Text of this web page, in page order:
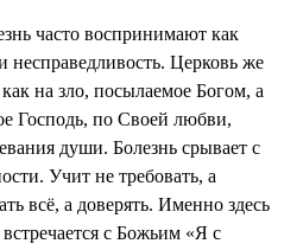
часто воспринимают как
несправедливость. Церковь же
на зло, посылаемое Богом, а
Господь, по Своей любви,
души. Болезнь срывает с
Учит не требовать, а
всё, а доверять. Именно здесь
с Божьим «Я с